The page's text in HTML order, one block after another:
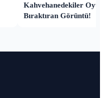
Kahvehanedekiler
Bıraktıran Görüntü!